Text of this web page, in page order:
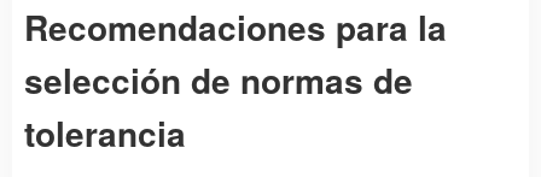
Recomendaciones para la
selección de normas de
tolerancia